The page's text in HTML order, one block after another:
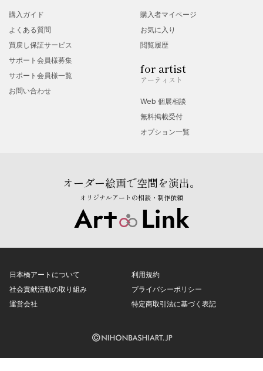
購入ガイド
よくある質問
買戻し保証サービス
サポート会員様募集
サポート会員様一覧
お問い合わせ
購入者マイページ
お気に入り
閲覧履歴
for artist
アーティスト
Web 個展相談
無料掲載受付
オプション一覧
オーダー絵画で空間を演出。
オリジナルアートの相談・制作依頼
日本橋アートについて
社会貢献活動の取り組み
運営会社
利用規約
プライバシーポリシー
特定商取引法に基づく表記